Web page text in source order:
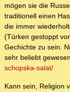
mögen sie die
traditionell einen
die immer
(Türken gestoppt
Gechichte zu sein.
sehr beliebt
schopska-salat/
Kann sein, Religion